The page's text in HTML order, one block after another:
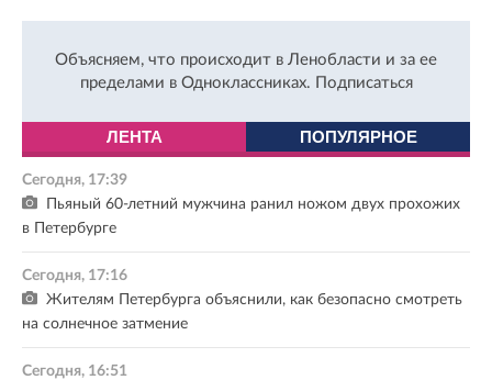
Объясняем, что происходит в Ленобласти и за ее
пределами в Одноклассниках. Подписаться
ЛЕНТА ПОПУЛЯРНОЕ
Сегодня, 17:39
Пьяный 60-летний мужчина ранил ножом двух прохожих
в Петербурге
Сегодня, 17:16
Жителям Петербурга объяснили, как безопасно смотреть
на солнечное затмение
Сегодня, 16:51